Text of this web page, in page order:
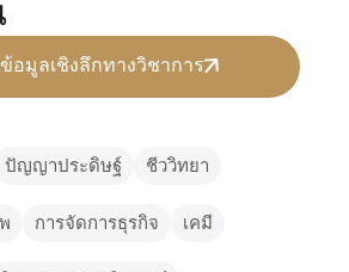
อมูลเชิงลึกทางวิชาการ
ปัญญาประดิษฐ์ ชีววิทยา
การจัดการธุรกิจ เคมี